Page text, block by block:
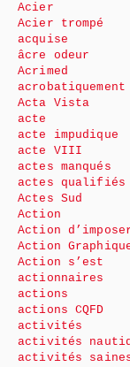
Acier
Acier trompé
acquise
âcre odeur
Acrimed
acrobatiquement
Acta Vista
acte
acte impudique
acte VIII
actes manqués
actes qualifiés
Actes Sud
Action
Action
Action
Action s’est
actionnaires
actions
actions CQFD
activités
activités
activités